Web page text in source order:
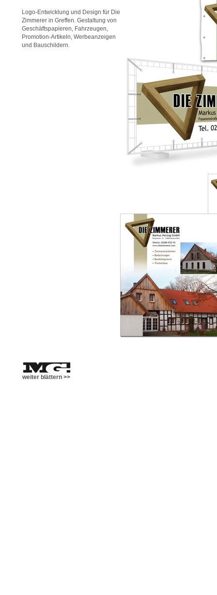
weiter blättern >>
Logo-Entwicklung und Design für Die
Zimmerer in Greffen. Gestaltung von
Geschäftspapieren, Fahrzeugen,
Promotion-Artikeln, Werbeanzeigen
und Bauschildern.